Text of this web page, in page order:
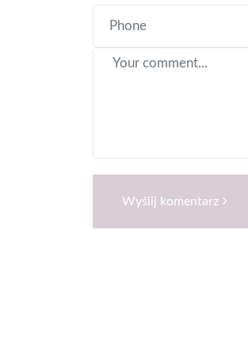
Wyślij komentarz